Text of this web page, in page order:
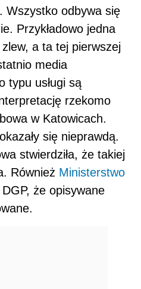
Wszystko odbywa się
Przykładowo jedna
a ta tej pierwszej
media
typu usługi są
rzekomo
w Katowicach.
się nieprawdą.
stwierdziła, że takiej
Również Ministerstwo
że opisywane